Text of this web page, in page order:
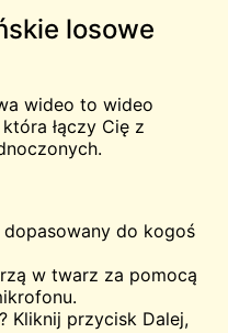
losowe
wideo to wideo
która łączy Cię z
do kogoś
w twarz za pomocą
Kliknij przycisk Dalej,